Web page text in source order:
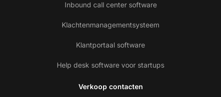
Inbound call center software
Klachtenmanagementsysteem
Klantportaal software
Help desk software voor startups
Verkoop contacten